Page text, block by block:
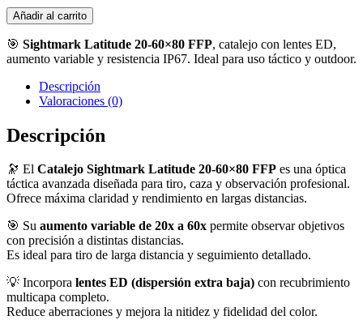
Añadir al carrito
🎯 Sightmark Latitude 20-60×80 FFP, catalejo con lentes ED,
aumento variable y resistencia IP67. Ideal para uso táctico y outdoor.
Descripción
Valoraciones (0)
Descripción
🔭 El Catalejo Sightmark Latitude 20-60×80 FFP es una óptica
táctica avanzada diseñada para tiro, caza y observación profesional.
Ofrece máxima claridad y rendimiento en largas distancias.
🎯 Su aumento variable de 20x a 60x permite observar objetivos
con precisión a distintas distancias.
Es ideal para tiro de larga distancia y seguimiento detallado.
💡 Incorpora lentes ED (dispersión extra baja) con recubrimiento
multicapa completo.
Reduce aberraciones y mejora la nitidez y fidelidad del color.